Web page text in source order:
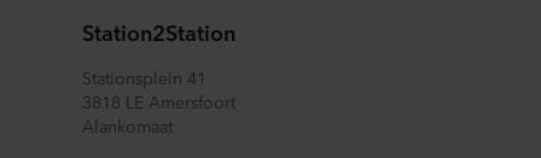
Station2Station
Stationsplein 41
3818 LE Amersfoort
Alankomaat